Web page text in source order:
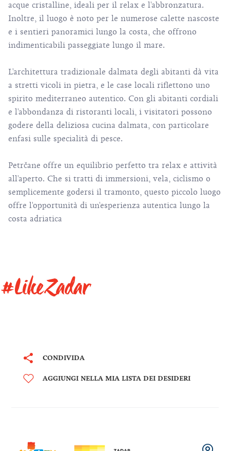
acque cristalline, ideali per il relax e l'abbronzatura.
Inoltre, il luogo è noto per le numerose calette nascoste
e i sentieri panoramici lungo la costa, che offrono
indimenticabili passeggiate lungo il mare.
L'architettura tradizionale dalmata degli abitanti dà vita
a stretti vicoli in pietra, e le case locali riflettono uno
spirito mediterraneo autentico. Con gli abitanti cordiali
e l'abbondanza di ristoranti locali, i visitatori possono
godere della deliziosa cucina dalmata, con particolare
enfasi sulle specialità di pesce.
Petrčane offre un equilibrio perfetto tra relax e attività
all'aperto. Che si tratti di immersioni, vela, ciclismo o
semplicemente godersi il tramonto, questo piccolo luogo
offre l'opportunità di un'esperienza autentica lungo la
costa adriatica
#LikeZadar
CONDIVIDA
AGGIUNGI NELLA MIA LISTA DEI DESIDERI